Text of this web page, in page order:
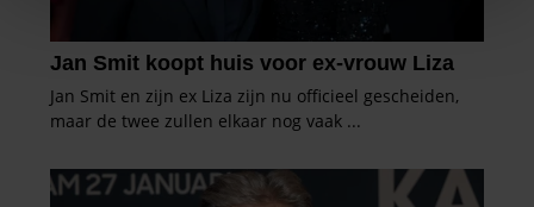
We gebruiken cookies om content en advertenties te
personaliseren, om functies voor social media te bieden
en om ons websiteverkeer te analyseren. Ook delen we
informatie over uw gebruik van onze site met onze
partners voor social media, adverteren en analyse. Deze
informatie die u aan ze heeft verstrekt of die ze hebben